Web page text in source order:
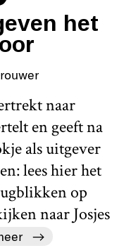
het
naar
en geeft na
als uitgever
lees hier het
op
naar Josjes